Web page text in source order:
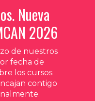
Nueva
2026
de nuestros
fecha de
los cursos
contigo